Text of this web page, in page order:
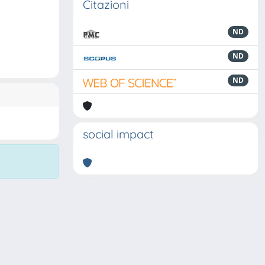
Citazioni
ND
ND
ND
social impact